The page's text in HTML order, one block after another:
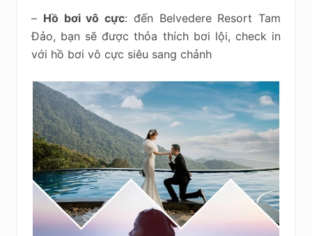
– Hồ bơi vô cực: đến Belvedere Resort Tam
Đảo, bạn sẽ được thỏa thích bơi lội, check in
với hồ bơi vô cực siêu sang chảnh